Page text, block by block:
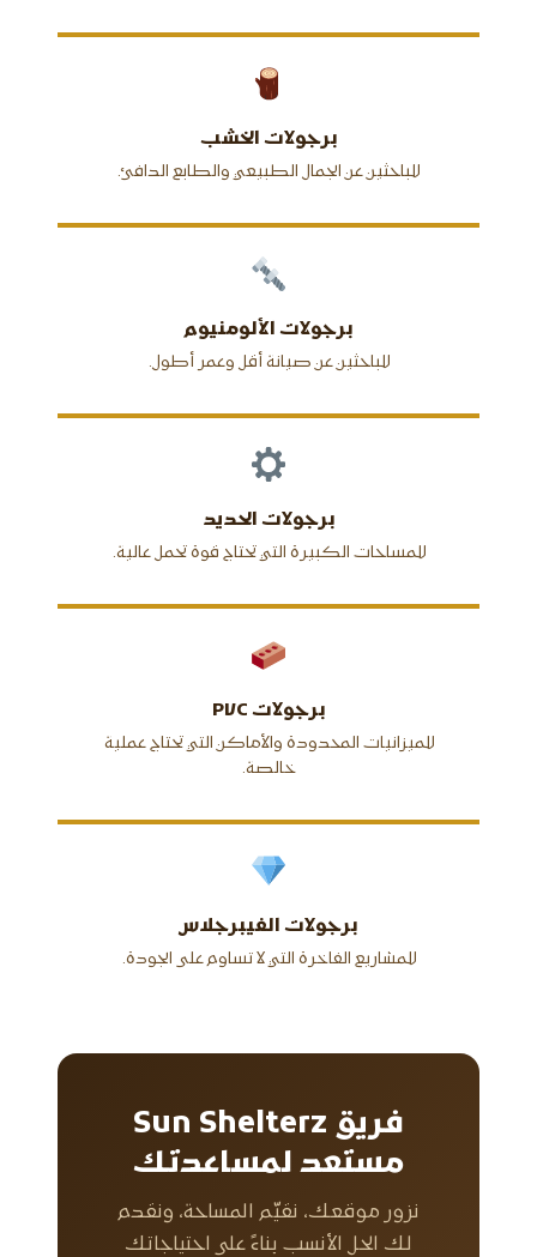
برجولات الخشب
للباحثين عن الجمال الطبيعي والطابع الدافئ.
برجولات الألومنيوم
للباحثين عن صيانة أقل وعمر أطول.
برجولات الحديد
للمساحات الكبيرة التي تحتاج قوة تحمل عالية.
برجولات PVC
للميزانيات المحدودة والأماكن التي تحتاج عملية
خالصة.
برجولات الفيبرجلاس
للمشاريع الفاخرة التي لا تساوم على الجودة.
فريق Sun Shelterz
مستعد لمساعدتك
نزور موقعك، نقيّم المساحة، ونقدم
لك الحل الأنسب بناءً على احتياجاتك